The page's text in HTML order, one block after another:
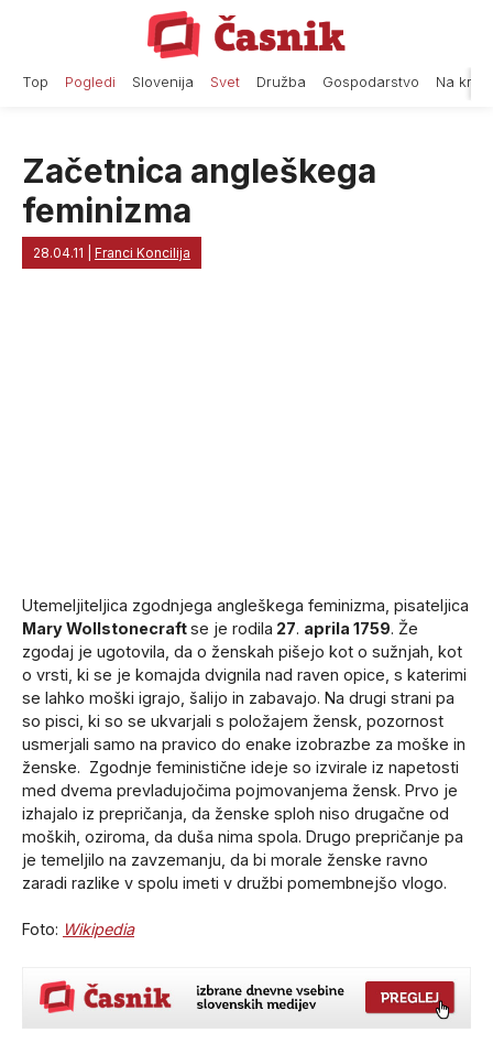
Top Pogledi Slovenija Svet Družba Gospodarstvo Na
Začetnica angleškega
feminizma
28.04.11 Franci Koncilija
Utemeljiteljica zgodnjega angleškega feminizma, pisateljica
Mary Wollstonecraftse je rodila 27. aprila 1759. Že
zgodaj je ugotovila, da o ženskah pišejo kot o sužnjah, kot
o vrsti, ki se je komajda dvignila nad raven opice, s katerimi
se lahko moški igrajo, šalijo in zabavajo. Na drugi strani pa
so pisci, ki so se ukvarjali s položajem žensk, pozornost
usmerjali samo na pravico do enake izobrazbe za moške in
ženske. Zgodnje feministične ideje so izvirale iz napetosti
med dvema prevladujočima pojmovanjema žensk. Prvo je
izhajalo iz prepričanja, da ženske sploh niso drugačne od
moških, oziroma, da duša nima spola. Drugo prepričanje pa
je temeljilo na zavzemanju, da bi morale ženske ravno
zaradi razlike v spolu imeti v družbi pomembnejšo vlogo.
Foto: Wikipedia